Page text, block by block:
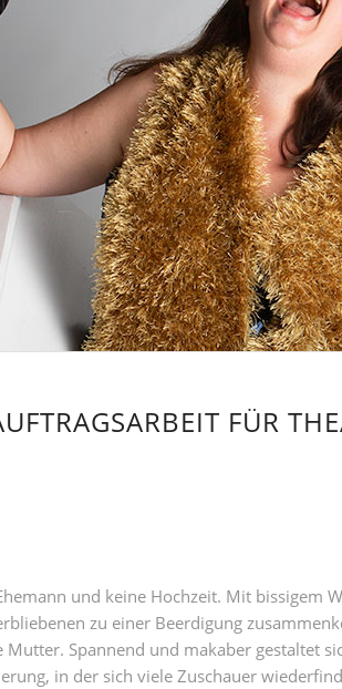
FÜR
und keine Hochzeit. Mit bissigem
zu einer Beerdigung
Spannend und makaber gestaltet
in der sich viele Zuschauer